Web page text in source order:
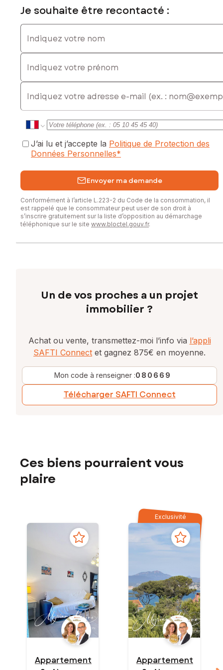
Je souhaite être recontacté :
Indiquez votre nom
Indiquez votre prénom
E-mail
J’ai lu et j’accepte la Politique de Protection des
Données Personnelles*
Envoyer ma demande
Conformément à l’article L.223-2 du Code de la consommation, il
est rappelé que le consommateur peut user de son droit à
s’inscrire gratuitement sur la liste d’opposition au démarchage
téléphonique sur le site www.bloctel.gouv.fr.
Un de vos proches a un projet
immobilier ?
Achat ou vente, transmettez-moi l’info via l’appli
SAFTI Connect et gagnez 875€ en moyenne.
Mon code à renseigner :080669
Télécharger SAFTI Connect
Ces biens pourraient vous
plaire
Appartement
Exclusivité
Appartement